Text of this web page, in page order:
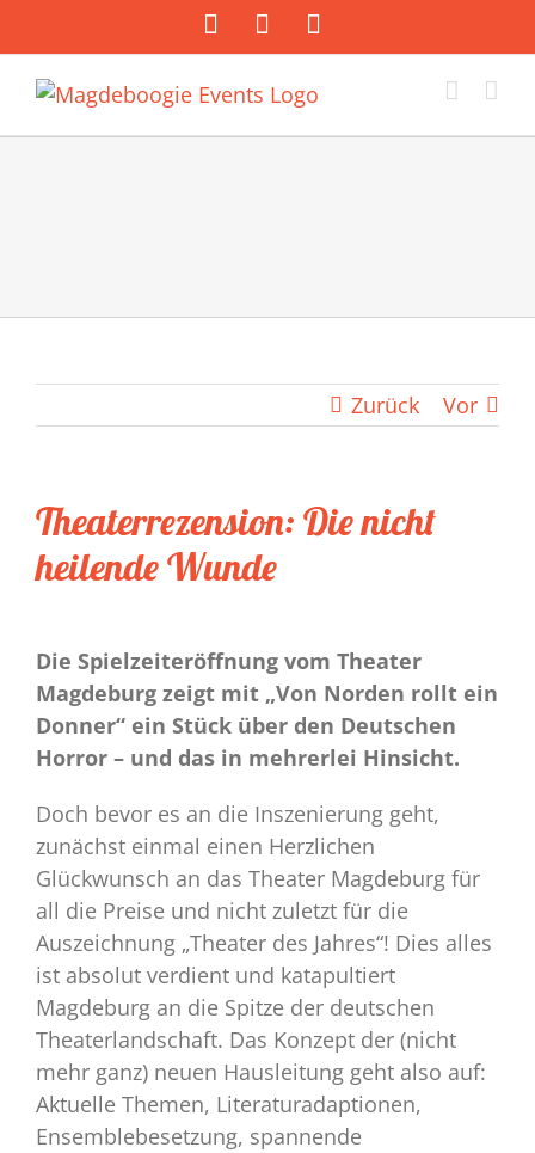
Inhalt
springen
FacebookInstagram
Mail
Zurück Vor
Theaterrezension: Die nicht
heilende Wunde
Die Spielzeiteröffnung vom Theater
Magdeburg zeigt mit „Von Norden rollt ein
Donner“ ein Stück über den Deutschen
Horror – und das in mehrerlei Hinsicht.
Doch bevor es an die Inszenierung geht,
zunächst einmal einen Herzlichen
Glückwunsch an das Theater Magdeburg für
all die Preise und nicht zuletzt für die
Auszeichnung „Theater des Jahres“! Dies alles
ist absolut verdient und katapultiert
Magdeburg an die Spitze der deutschen
Theaterlandschaft. Das Konzept der (nicht
mehr ganz) neuen Hausleitung geht also auf:
Aktuelle Themen, Literaturadaptionen,
Ensemblebesetzung, spannende